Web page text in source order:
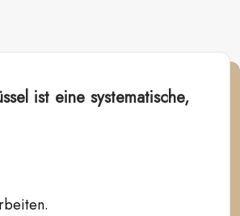
ist eine systematische,